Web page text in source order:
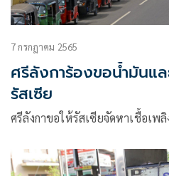
7 กรกฎาคม 2565
ศรีลังการ้องขอน้ำมันแ
รัสเซีย
ศรีลังกาขอให้รัสเซียจัดหาเชื้อเพ